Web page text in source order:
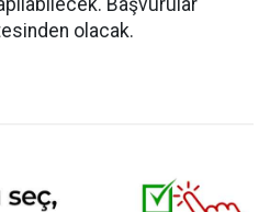
Başvurular
olacak.